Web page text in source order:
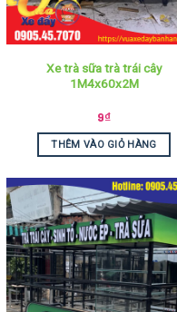
Xe trà sữa trà trái cây
1M4x60x2M
9₫
THÊM VÀO GIỎ HÀNG